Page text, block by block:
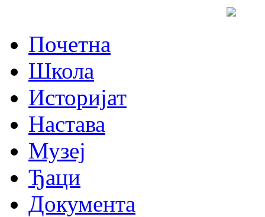
Почетна
Школа
Историјат
Настава
Музеј
Ђаци
Документа